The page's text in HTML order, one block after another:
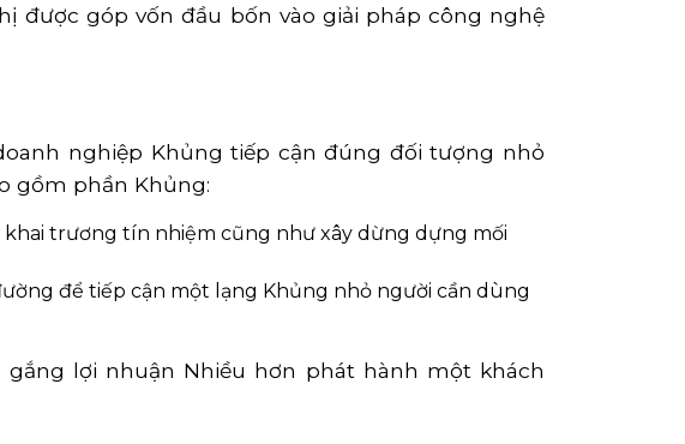
được góp vốn đầu bốn vào giải pháp công nghệ
nghiệp Khủng tiếp cận đúng đối tượng nhỏ
gồm phần Khủng:
trương tín nhiệm cũng như xây dừng dựng mối
để tiếp cận một lạng Khủng nhỏ người cần dùng
lợi nhuận Nhiều hơn phát hành một khách